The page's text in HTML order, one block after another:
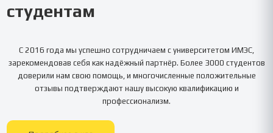
студентам
С 2016 года мы успешно сотрудничаем с университетом ИМЭС
зарекомендовав себя как надёжный партнёр. Более 3000 студентов
доверили нам свою помощь, и многочисленные положительные
отзывы подтверждают нашу высокую квалификацию и
профессионализм.